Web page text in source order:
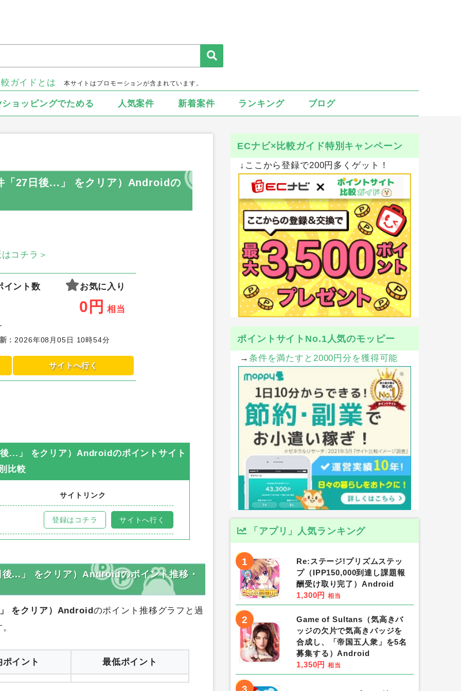
ガイドとは 本サイトはプロモーションが含まれています。
ショッピングでためる 人気案件 新着案件 ランキング ブログ
27日後...」 をクリア）Androidの
コチラ＞
イント数 お気に入り
0 円 相当
： 2026年08月05日 10時54分
サイトへ行く
...」 をクリア）Androidのポイントサイト
比較
サイトリンク
登録はコチラ サイトへ行く
...」 をクリア）Androidのポイント推移・
をクリア）Android のポイント推移グラフと過
ポイント 最低ポイント
ECナビ×比較ガイド特別キャンペーン
↓ここから登録で200円多くゲット！
ポイントサイトNo.1人気のモッピー
→ 条件を満たすと2000円分を獲得可能
「アプリ」人気ランキング
1
Re:ステージ!プリズムステッ
プ（IPP150,000到達し課題報
酬受け取り完了）Android
1,300円 相当
2
Game of Sultans（気高きバ
ッジの欠片で気高きバッジを
合成し、「帝国五人衆」を5名
募集する）Android
1,350円 相当